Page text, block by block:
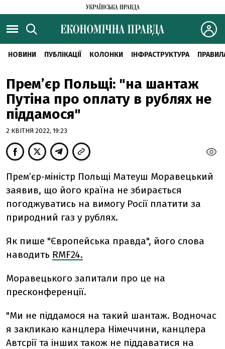
НОВИНИ ПУБЛІКАЦІЇ КОЛОНКИ ІНФРАСТРУКТУРА
Прем’єр Польщі: "на шантаж
Путіна про оплату в рублях не
піддамося"
2 КВІТНЯ 2022, 19:23
Прем’єр-міністр Польщі Матеуш Моравецький
заявив, що його країна не збирається
погоджуватись на вимогу Росії платити за
природний газ у рублях.
Як пише "Європейська правда", його слова
наводить RMF24.
Моравецького запитали про це на
пресконференції.
"Ми не піддамося на такий шантаж. Водночас
я закликаю канцлера Німеччини, канцлера
Автсрії та інших також не піддаватися на